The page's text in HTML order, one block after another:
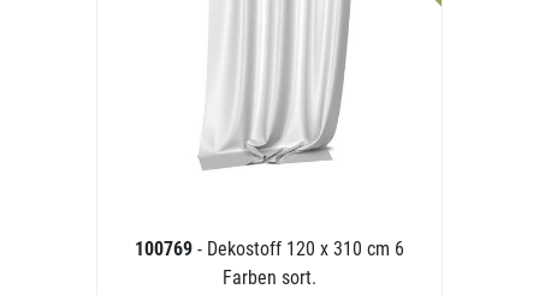
100769 - Dekostoff 120 x 310 cm 6
Farben sort.